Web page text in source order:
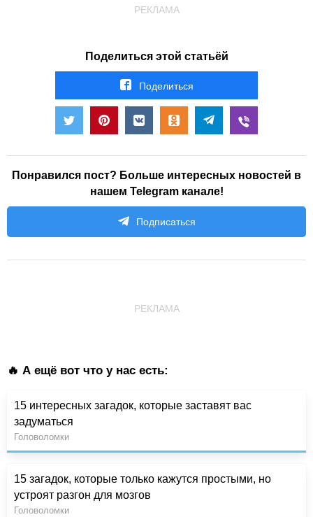
РЕКЛАМА
Поделиться этой статьёй
Поделиться
Понравился пост? Больше интересных новостей в
нашем Telegram канале!
Подписаться
РЕКЛАМА
🔥 А ещё вот что у нас есть:
15 интересных загадок, которые заставят вас
задуматься
Головоломки
15 загадок, которые только кажутся простыми, но
устроят разгон для мозгов
Головоломки